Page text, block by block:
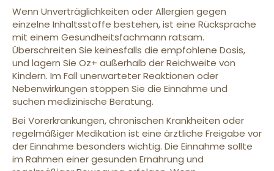
Wenn Unverträglichkeiten oder Allergien gegen
einzelne Inhaltsstoffe bestehen, ist eine Rücksprache
mit einem Gesundheitsfachmann ratsam.
Überschreiten Sie keinesfalls die empfohlene Dosis,
und lagern Sie Oz+ außerhalb der Reichweite von
Kindern. Im Fall unerwarteter Reaktionen oder
Nebenwirkungen stoppen Sie die Einnahme und
suchen medizinische Beratung.
Bei Vorerkrankungen, chronischen Krankheiten oder
regelmäßiger Medikation ist eine ärztliche Freigabe vor
der Einnahme besonders wichtig. Die Einnahme sollte
im Rahmen einer gesunden Ernährung und